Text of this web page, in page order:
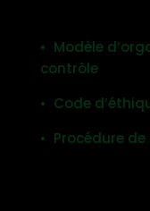
• Modèle
contrôle
• Code
• Procédure